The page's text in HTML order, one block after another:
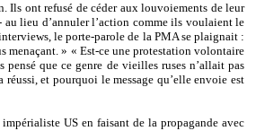
Ils ont refusé de céder aux louvoiements de leur
au lieu d’annuler l’action comme ils voulaient le
le porte-parole de la PMA se plaignait :
menaçant. » « Est-ce une protestation volontaire
que ce genre de vieilles ruses n’allait pas
réussi, et pourquoi le message qu’elle envoie est
US en faisant de la propagande avec